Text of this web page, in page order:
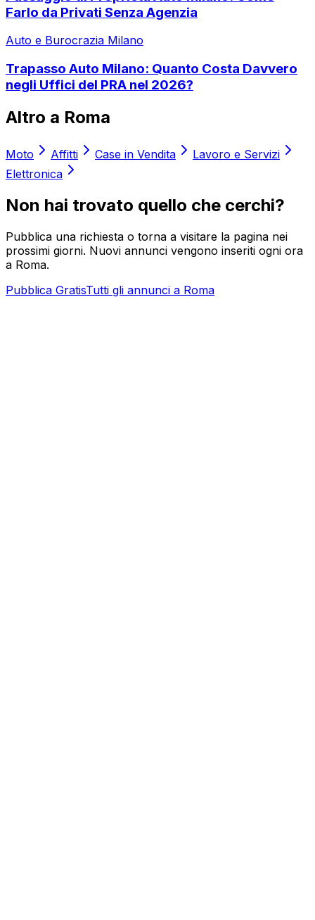
Farlo da Privati Senza Agenzia
Auto e Burocrazia Milano
Trapasso Auto Milano: Quanto Costa Davvero
negli Uffici del PRA nel 2026?
Altro a Roma
Moto Affitti Case in Vendita
Lavoro e Servizi
Elettronica
Non hai trovato quello che cerchi?
Pubblica una richiesta o torna a visitare la pagina nei
prossimi giorni. Nuovi annunci vengono inseriti ogni ora
a Roma.
Pubblica GratisTutti gli annunci a Roma